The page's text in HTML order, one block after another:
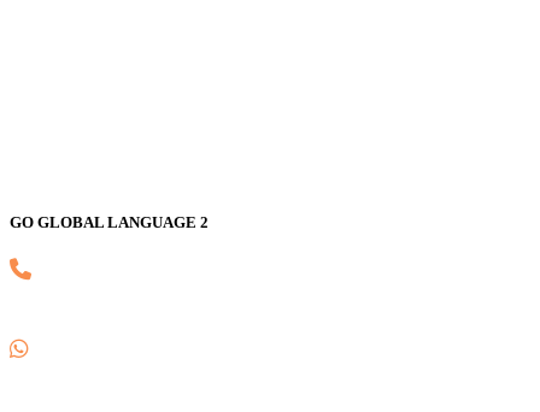
GO GLOBAL LANGUAGE 2